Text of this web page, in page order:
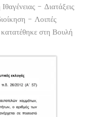
- Διατάξεις
- Λοιπές
στη Βουλή